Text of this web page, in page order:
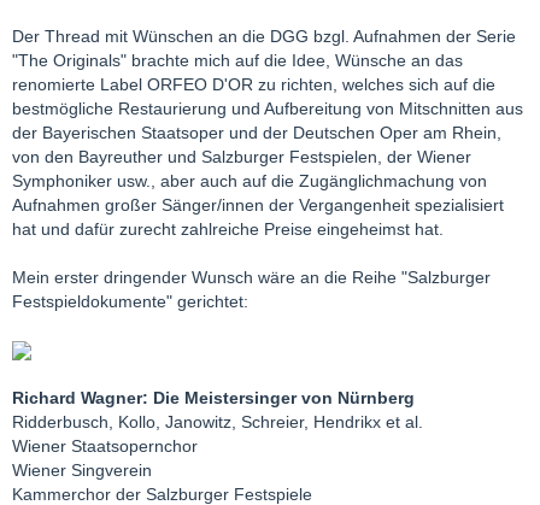
Der Thread mit Wünschen an die DGG bzgl. Aufnahmen der Serie
"The Originals" brachte mich auf die Idee, Wünsche an das
renomierte Label ORFEO D'OR zu richten, welches sich auf die
bestmögliche Restaurierung und Aufbereitung von Mitschnitten aus
der Bayerischen Staatsoper und der Deutschen Oper am Rhein,
von den Bayreuther und Salzburger Festspielen, der Wiener
Symphoniker usw., aber auch auf die Zugänglichmachung von
Aufnahmen großer Sänger/innen der Vergangenheit spezialisiert
hat und dafür zurecht zahlreiche Preise eingeheimst hat.
Mein erster dringender Wunsch wäre an die Reihe "Salzburger
Festspieldokumente" gerichtet:
Richard Wagner: Die Meistersinger von Nürnberg
Ridderbusch, Kollo, Janowitz, Schreier, Hendrikx et al.
Wiener Staatsopernchor
Wiener Singverein
Kammerchor der Salzburger Festspiele